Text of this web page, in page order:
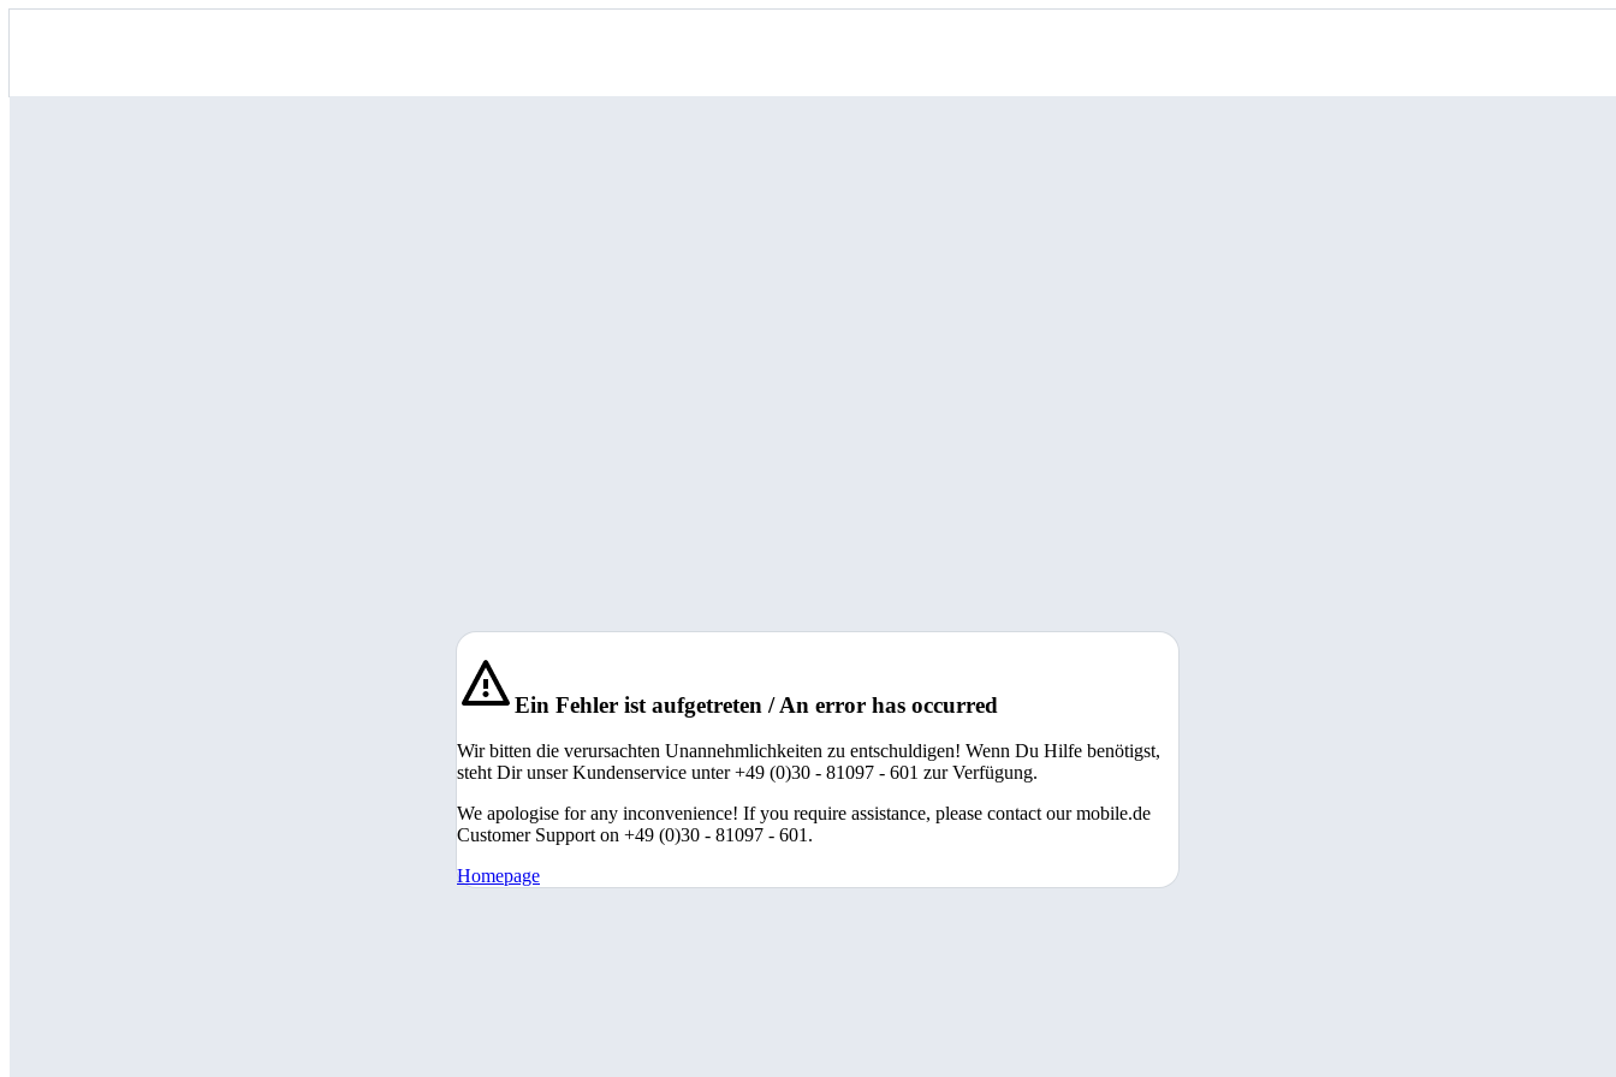
Ein Fehler ist aufgetreten / An error has occurred
Wir bitten die verursachten Unannehmlichkeiten zu entschuldigen! Wenn Du Hilfe benötigst,
steht Dir unser Kundenservice unter +49 (0)30 - 81097 - 601 zur Verfügung.
We apologise for any inconvenience! If you require assistance, please contact our mobile.de
Customer Support on +49 (0)30 - 81097 - 601.
Homepage